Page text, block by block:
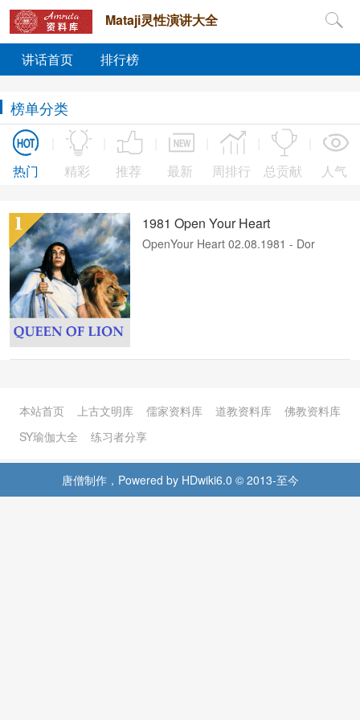
Mataji灵性演讲大全
讲话首页 排行榜
榜单分类
热门 精彩 推荐 最新 周排行 总贡献 人气
1981 Open Your Heart
OpenYour Heart 02.08.1981 - Dor
本站首页 上古文明库 儒家资料库 道教资料库
佛教资料库
SY瑜伽大全
练习者分享
唐僧制作，Powered by HDwiki6.0 © 2013-至今